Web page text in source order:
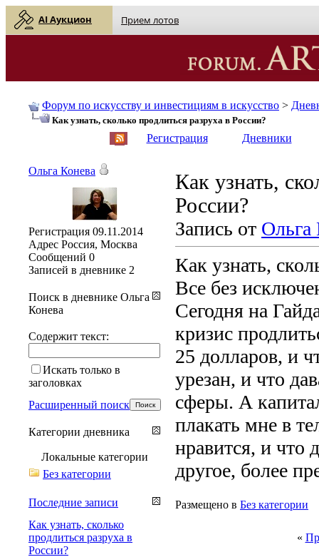
AI Аукцион Прием лотов
Форум по искусству и инвестициям в искусство >
Как узнать, сколько продлиться разруха в России?
Регистрация Дневники
Как узнать,
России?
Запись от Ольга
Как узнать,
Все без
Сегодня на
кризис
25 долларов, и
урезан, и что
сферы. А
плакать мне в
нравится, и что
другое, более
Размещено в Без категории
«
Ольга Конева
Регистрация 09.11.2014
Адрес Россия, Москва
Сообщений 0
Записей в дневнике 2
Поиск в дневнике Ольга
Конева
Содержит текст:
Искать только в
заголовках
Расширенный поиск
Категории дневника
Локальные категории
Без категории
Последние записи
Как узнать, сколько
продлиться разруха в
России?